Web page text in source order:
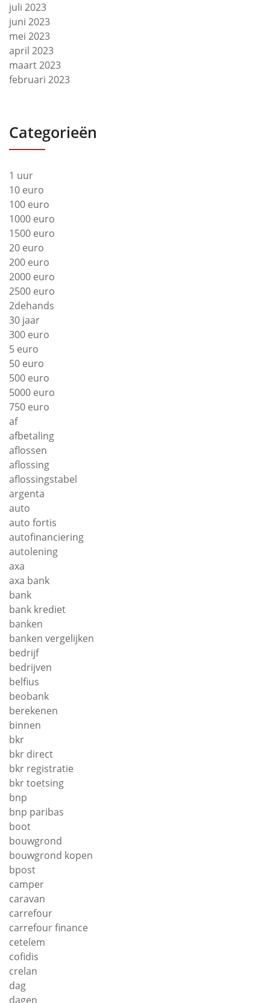
juli 2023
juni 2023
mei 2023
april 2023
maart 2023
februari 2023
Categorieën
1 uur
10 euro
100 euro
1000 euro
1500 euro
20 euro
200 euro
2000 euro
2500 euro
2dehands
30 jaar
300 euro
5 euro
50 euro
500 euro
5000 euro
750 euro
af
afbetaling
aflossen
aflossing
aflossingstabel
argenta
auto
auto fortis
autofinanciering
autolening
axa
axa bank
bank
bank krediet
banken
banken vergelijken
bedrijf
bedrijven
belfius
beobank
berekenen
binnen
bkr
bkr direct
bkr registratie
bkr toetsing
bnp
bnp paribas
boot
bouwgrond
bouwgrond kopen
bpost
camper
caravan
carrefour
carrefour finance
cetelem
cofidis
crelan
dag
dagen